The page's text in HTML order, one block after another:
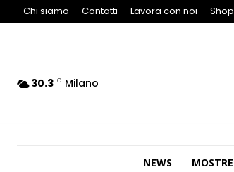
Chi siamo Contatti Lavora con noi Shop
30.3 C Milano
NEWS MOSTRE